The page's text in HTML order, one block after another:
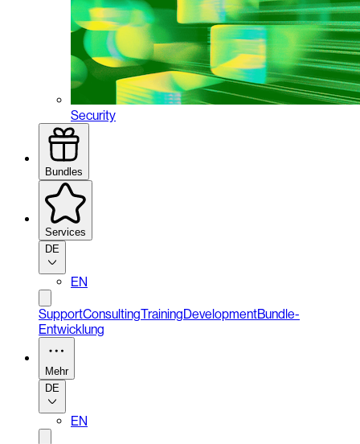
Security
Bundles
Services
DE
EN
SupportConsultingTrainingDevelopmentBundle-
Entwicklung
Mehr
DE
EN